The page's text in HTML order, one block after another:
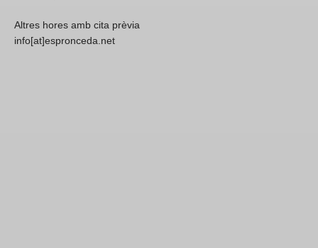
Altres hores amb cita prèvia
info[at]espronceda.net